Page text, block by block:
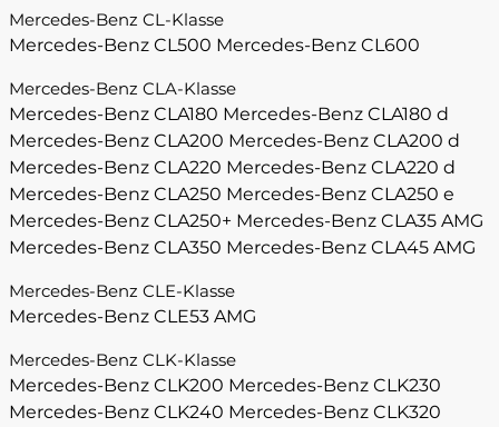
Mercedes-Benz CL-Klasse
Mercedes-Benz CL500 Mercedes-Benz CL600
Mercedes-Benz CLA-Klasse
Mercedes-Benz CLA180 Mercedes-Benz CLA180 d
Mercedes-Benz CLA200 Mercedes-Benz CLA200 d
Mercedes-Benz CLA220 Mercedes-Benz CLA220 d
Mercedes-Benz CLA250 Mercedes-Benz CLA250 e
Mercedes-Benz CLA250+ Mercedes-Benz CLA35 AMG
Mercedes-Benz CLA350 Mercedes-Benz CLA45 AMG
Mercedes-Benz CLE-Klasse
Mercedes-Benz CLE53 AMG
Mercedes-Benz CLK-Klasse
Mercedes-Benz CLK200 Mercedes-Benz CLK230
Mercedes-Benz CLK240 Mercedes-Benz CLK320